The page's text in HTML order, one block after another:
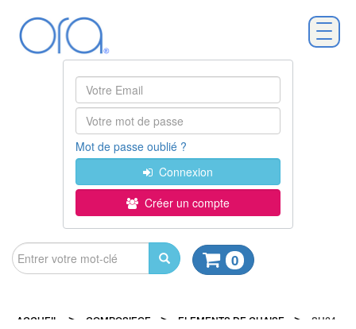
Mot de passe oublié ?
Connexion
Créer un compte
0
ACCUEIL > COMPOSIEGE > ELEMENTS DE CHAISE > SH24